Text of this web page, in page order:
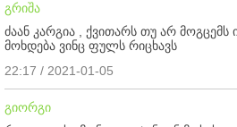
გრიშა
ძაან კარგია , ქვითარს თუ არ მოგცემს
მოხდება ვინც ფულს რიცხავს
22:17 / 2021-01-05
გიორგი